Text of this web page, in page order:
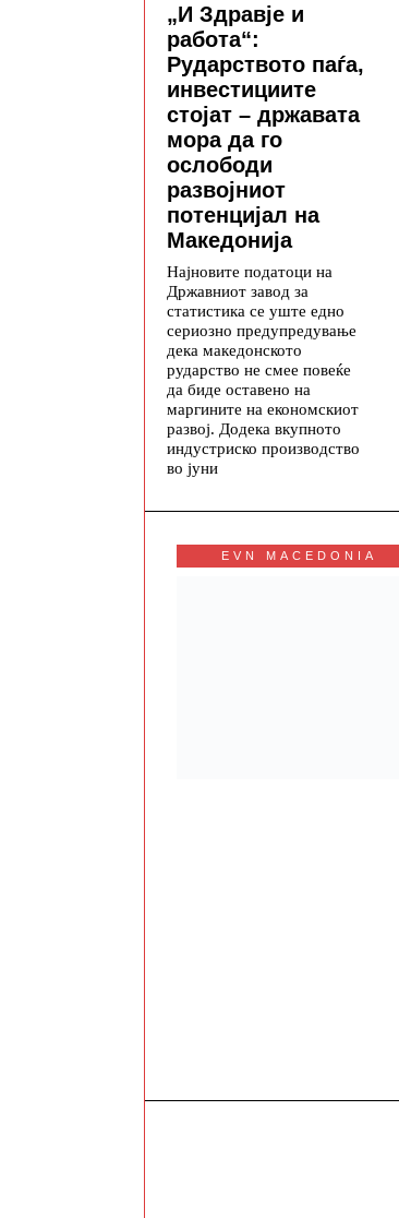
„И Здравје и
работа“:
Рударството паѓа,
инвестициите
стојат – државата
мора да го
ослободи
развојниот
потенцијал на
Македонија
Најновите податоци на
Државниот завод за
статистика се уште едно
сериозно предупредување
дека македонското
рударство не смее повеќе
да биде оставено на
маргините на економскиот
развој. Додека вкупното
индустриско производство
во јуни
EVN MACEDONIA